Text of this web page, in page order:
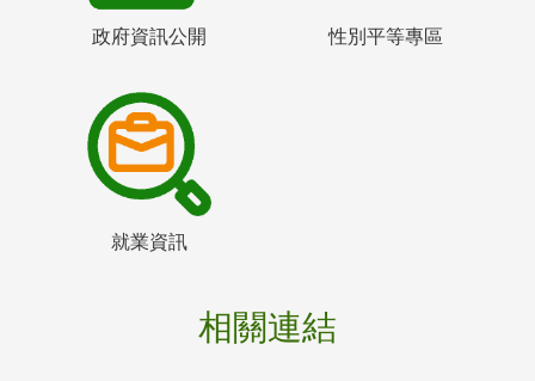
政府資訊公開 性別平等專區
就業資訊
相關連結